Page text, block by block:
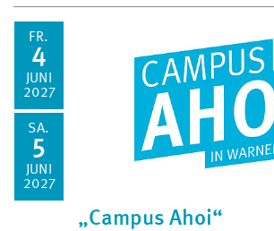
FR.
4
JUNI
2027
SA.
5
JUNI
2027
„Campus Ahoi“